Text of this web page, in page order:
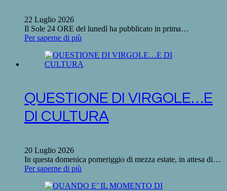
22 Luglio 2026
Il Sole 24 ORE del lunedì ha pubblicato in prima…
Per saperne di più
QUESTIONE DI VIRGOLE…E
DI CULTURA
20 Luglio 2026
In questa domenica pomeriggio di mezza estate, in attesa di…
Per saperne di più